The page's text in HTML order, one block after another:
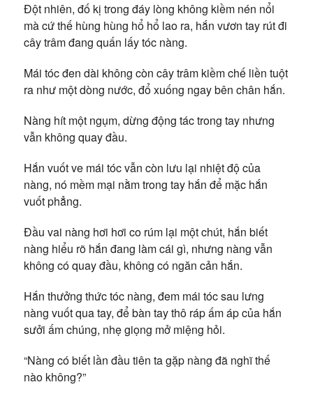
Đột nhiên, đố kị trong đáy lòng không kiềm nén nổi
mà cứ thế hùng hùng hổ hổ lao ra, hắn vươn tay rút đi
cây trâm đang quấn lấy tóc nàng.
Mái tóc đen dài không còn cây trâm kiềm chế liền tuột
ra như một dòng nước, đổ xuống ngay bên chân hắn.
Nàng hít một ngụm, dừng động tác trong tay nhưng
vẫn không quay đầu.
Hắn vuốt ve mái tóc vẫn còn lưu lại nhiệt độ của
nàng, nó mềm mại nằm trong tay hắn để mặc hắn
vuốt phẳng.
Đầu vai nàng hơi hơi co rúm lại một chút, hắn biết
nàng hiểu rõ hắn đang làm cái gì, nhưng nàng vẫn
không có quay đầu, không có ngăn cản hắn.
Hắn thưởng thức tóc nàng, đem mái tóc sau lưng
nàng vuốt qua tay, để bàn tay thô ráp ấm áp của hắn
sưởi ấm chúng, nhẹ giọng mở miệng hỏi.
“Nàng có biết lần đầu tiên ta gặp nàng đã nghĩ thế
nào không?”